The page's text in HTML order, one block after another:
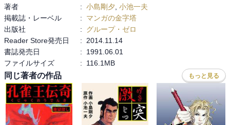
著者
: 小島剛夕 小池一夫
掲載誌・レーベル
:
マンガの金字塔
出版社
:
グループ・ゼロ
Reader Store発売日
:
2014.11.14
書誌発売日
:
1991.06.01
ファイルサイズ
: 116.1MB
同じ著者の作品 もっと見る